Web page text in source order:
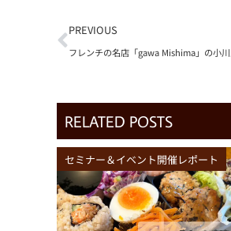
PREVIOUS
RELATED POSTS
セミナー＆イベント開催レポート